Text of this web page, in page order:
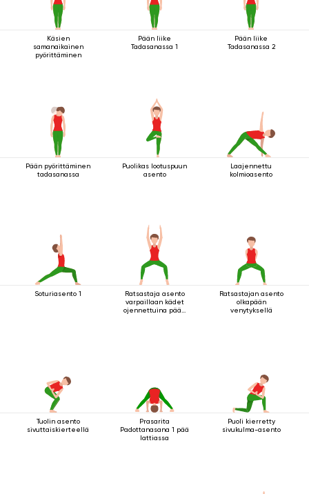
Käsien
samanaikainen
pyörittäminen
Pään liike
Tadasanassa 1
Pään liike
Tadasanassa 2
Pään pyörittäminen
tadasanassa
Puolikas lootuspuun
asento
Laajennettu
kolmioasento
Soturiasento 1
Ratsastaja asento
varpaillaan kädet
ojennettuina pään
Ratsastajan asento
olkapään
venytyksellä
Tuolin asento
sivuttaiskierteellä
Prasarita
Padottanasana 1 pää
lattiassa
Puoli kierretty
sivukulma-asento